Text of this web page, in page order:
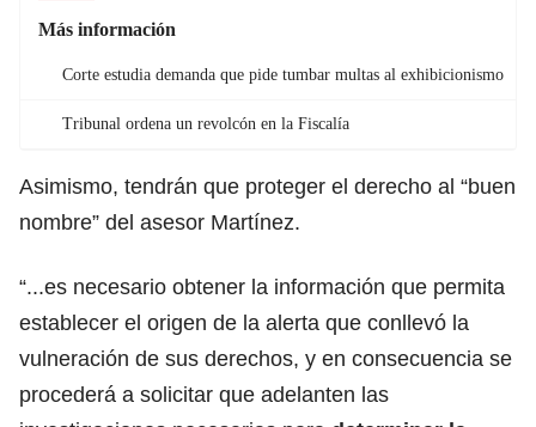
Más información
Corte estudia demanda que pide tumbar multas al exhibicionismo
Tribunal ordena un revolcón en la Fiscalía
Asimismo, tendrán que proteger el derecho al “buen
nombre” del asesor Martínez.
“...es necesario obtener la información que permita
establecer el origen de la alerta que conllevó la
vulneración de sus derechos, y en consecuencia se
procederá a solicitar que adelanten las